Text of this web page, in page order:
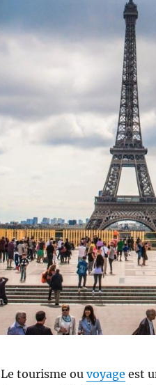
Le tourisme ou voyage est